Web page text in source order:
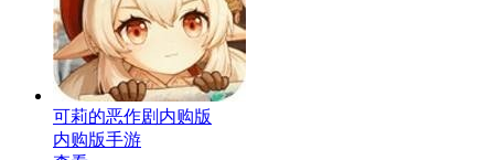
可莉的恶作剧内购版
内购版手游